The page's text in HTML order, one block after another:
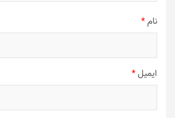
نام*
ایمیل*